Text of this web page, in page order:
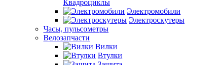
Квадроциклы
Электромобили
Электроскутеры
Часы, пульсометры
Велозапчасти
Вилки
Втулки